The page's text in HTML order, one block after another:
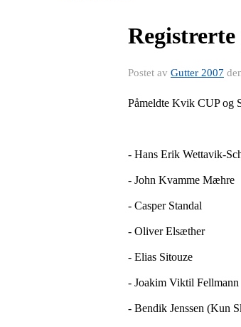
Postet av Gutter 2007
Påmeldte Kvik CUP og
- Hans Erik Wettavik-
- John Kvamme Mæhre
- Casper Standal
- Oliver Elsæther
- Elias Sitouze
- Joakim Viktil Fellmann
- Bendik Jenssen (Kun